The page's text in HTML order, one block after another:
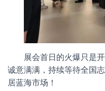
展会首日的火爆只是
诚意满满，持续等待全国
居蓝海市场！